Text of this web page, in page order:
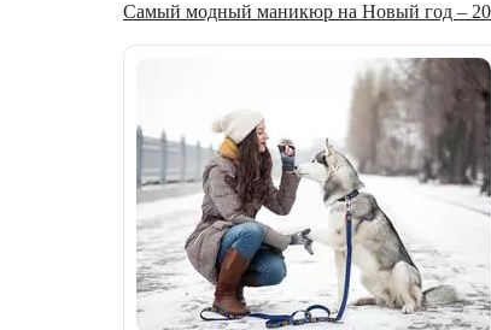
Самый модный маникюр на Новый год –